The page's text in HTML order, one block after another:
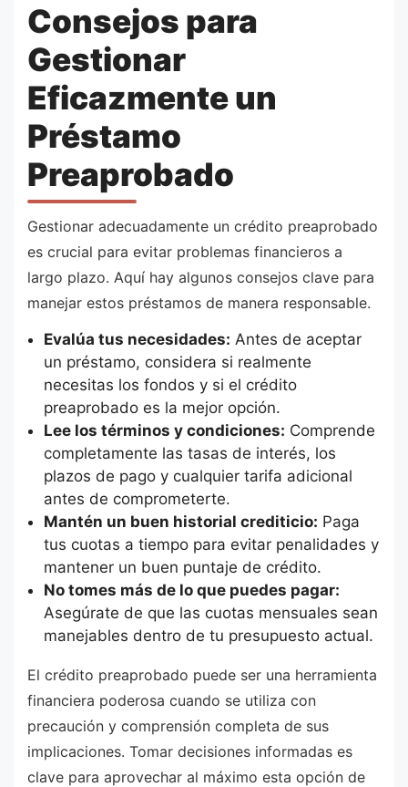
Consejos para
Gestionar
Eficazmente un
Préstamo
Preaprobado
Gestionar adecuadamente un crédito preaprobado
es crucial para evitar problemas financieros a
largo plazo. Aquí hay algunos consejos clave para
manejar estos préstamos de manera responsable.
Evalúa tus necesidades: Antes de aceptar
un préstamo, considera si realmente
necesitas los fondos y si el crédito
preaprobado es la mejor opción.
Lee los términos y condiciones: Comprende
completamente las tasas de interés, los
plazos de pago y cualquier tarifa adicional
antes de comprometerte.
Mantén un buen historial crediticio: Paga
tus cuotas a tiempo para evitar penalidades y
mantener un buen puntaje de crédito.
No tomes más de lo que puedes pagar:
Asegúrate de que las cuotas mensuales sean
manejables dentro de tu presupuesto actual.
El crédito preaprobado puede ser una herramienta
financiera poderosa cuando se utiliza con
precaución y comprensión completa de sus
implicaciones. Tomar decisiones informadas es
clave para aprovechar al máximo esta opción de